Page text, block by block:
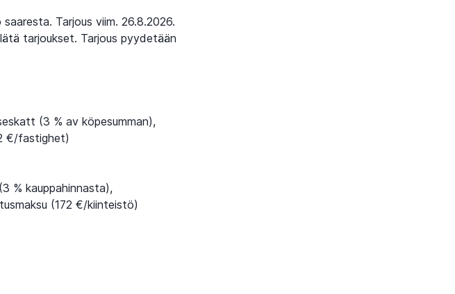
Tarjous viim. 26.8.2026.
tarjoukset. Tarjous pyydetään
(3 % av köpesumman),
€/fastighet)
% kauppahinnasta),
(172 €/kiinteistö)